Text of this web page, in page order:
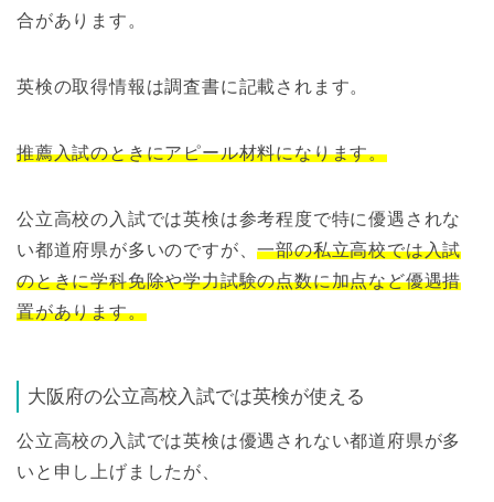
合があります。
英検の取得情報は調査書に記載されます。
推薦入試のときにアピール材料になります。
公立高校の入試では英検は参考程度で特に優遇されな
い都道府県が多いのですが、一部の私立高校では入試
のときに学科免除や学力試験の点数に加点など優遇措
置があります。
大阪府の公立高校入試では英検が使える
公立高校の入試では英検は優遇されない都道府県が多
いと申し上げましたが、